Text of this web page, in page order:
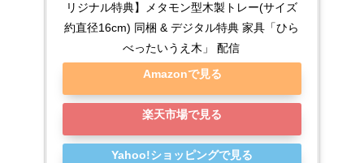
リジナル特典】メタモン型木製トレー(サイズ
約直径16cm) 同梱 & デジタル特典 家具「ひら
べったいうえ木」 配信
Amazonで見る
楽天市場で見る
Yahoo!ショッピングで見る